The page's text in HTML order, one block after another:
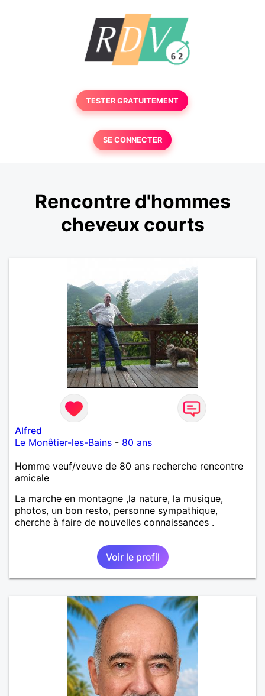
TESTER GRATUITEMENT
SE CONNECTER
Rencontre d'hommes
cheveux courts
Alfred
Le Monêtier-les-Bains - 80 ans
Homme veuf/veuve de 80 ans recherche rencontre
amicale
La marche en montagne ,la nature, la musique,
photos, un bon resto, personne sympathique,
cherche à faire de nouvelles connaissances .
Voir le profil